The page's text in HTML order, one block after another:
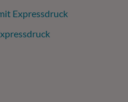
Expressdruck